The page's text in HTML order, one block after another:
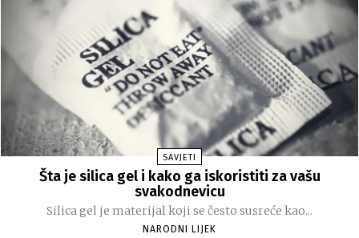
SAVJETI
Šta je silica gel i kako ga iskoristiti za vašu
svakodnevicu
Silica gel je materijal koji se često susreće kao...
NARODNI LIJEK